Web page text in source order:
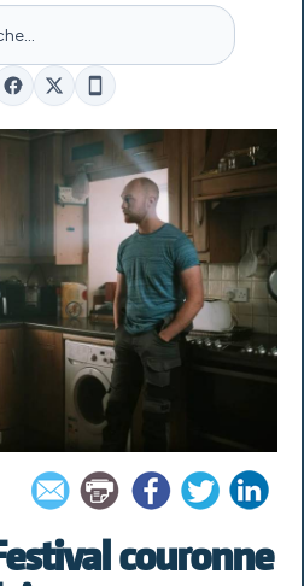
couronne